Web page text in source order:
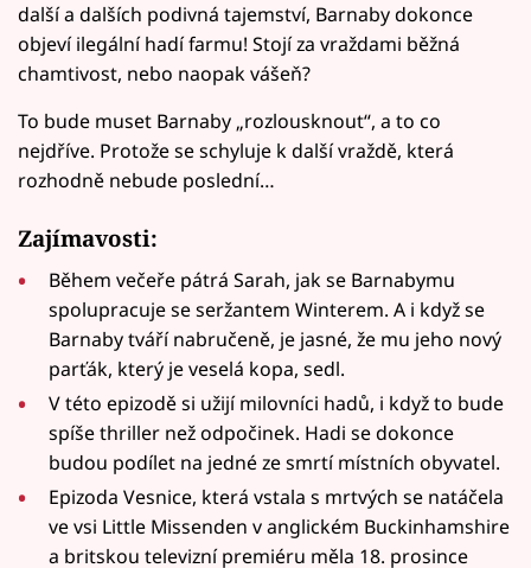
další a dalších podivná tajemství, Barnaby dokonce
objeví ilegální hadí farmu! Stojí za vraždami běžná
chamtivost, nebo naopak vášeň?
To bude muset Barnaby „rozlousknout“, a to co
nejdříve. Protože se schyluje k další vraždě, která
rozhodně nebude poslední…
Zajímavosti:
Během večeře pátrá Sarah, jak se Barnabymu
spolupracuje se seržantem Winterem. A i když se
Barnaby tváří nabručeně, je jasné, že mu jeho nový
parťák, který je veselá kopa, sedl.
V této epizodě si užijí milovníci hadů, i když to bude
spíše thriller než odpočinek. Hadi se dokonce
budou podílet na jedné ze smrtí místních obyvatel.
Epizoda Vesnice, která vstala s mrtvých se natáčela
ve vsi Little Missenden v anglickém Buckinhamshire
a britskou televizní premiéru měla 18. prosince